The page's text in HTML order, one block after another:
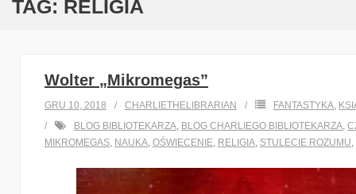
TAG: RELIGIA
Wolter „Mikromegas”
GRU 10, 2018 CHARLIETHELIBRARIAN FANTASTYKA,
BLOG BIBLIOTEKARZA, BLOG CHARLIEGO BIBLIOTEKARZA,
MIKROMEGAS, NAUKA, OŚWIECENIE, RELIGIA, STULECIE ROZUMU,